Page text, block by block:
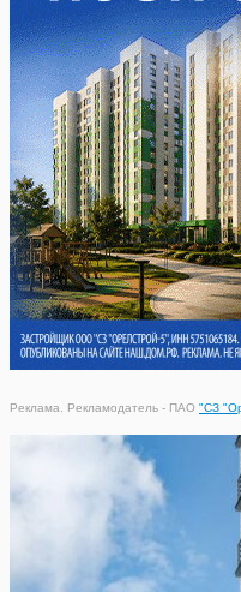
Реклама. Рекламодатель - ПАО "СЗ